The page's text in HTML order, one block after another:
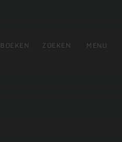
BOEKEN ZOEKEN MENU